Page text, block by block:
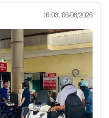
16:03, 06/08/2026